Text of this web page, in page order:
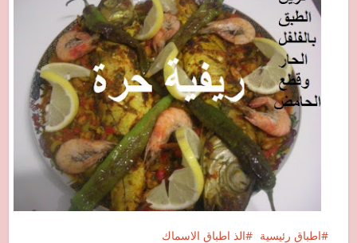
اطباق رئيسية الذ اطباق الاسماك